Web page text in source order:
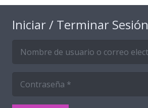
Iniciar / Terminar Sesión